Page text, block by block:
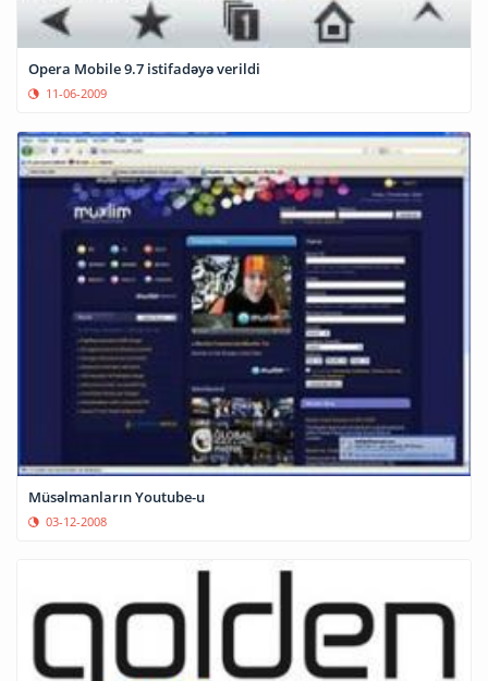
Opera Mobile 9.7 istifadəyə verildi
11-06-2009
Müsəlmanların Youtube-u
03-12-2008